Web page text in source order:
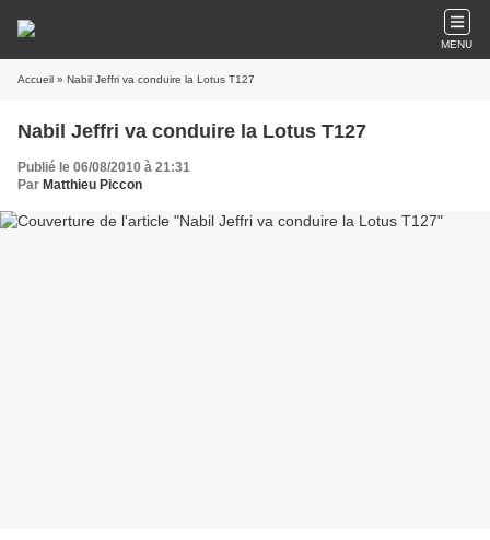
MENU
Accueil » Nabil Jeffri va conduire la Lotus T127
Nabil Jeffri va conduire la Lotus T127
Publié le 06/08/2010 à 21:31
Par Matthieu Piccon